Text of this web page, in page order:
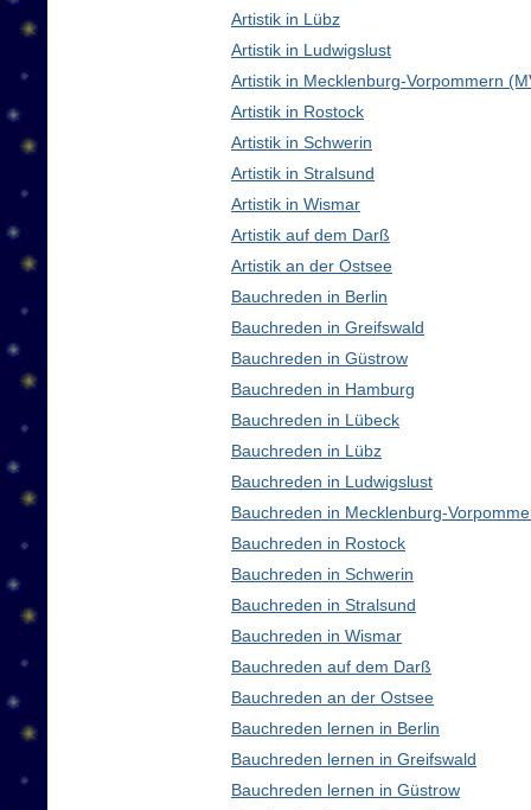
Artistik in Lübz
Artistik in Ludwigslust
Artistik in Mecklenburg-Vorpommern
Artistik in Rostock
Artistik in Schwerin
Artistik in Stralsund
Artistik in Wismar
Artistik auf dem Darß
Artistik an der Ostsee
Bauchreden in Berlin
Bauchreden in Greifswald
Bauchreden in Güstrow
Bauchreden in Hamburg
Bauchreden in Lübeck
Bauchreden in Lübz
Bauchreden in Ludwigslust
Bauchreden in Mecklenburg-
Bauchreden in Rostock
Bauchreden in Schwerin
Bauchreden in Stralsund
Bauchreden in Wismar
Bauchreden auf dem Darß
Bauchreden an der Ostsee
Bauchreden lernen in Berlin
Bauchreden lernen in Greifswald
Bauchreden lernen in Güstrow